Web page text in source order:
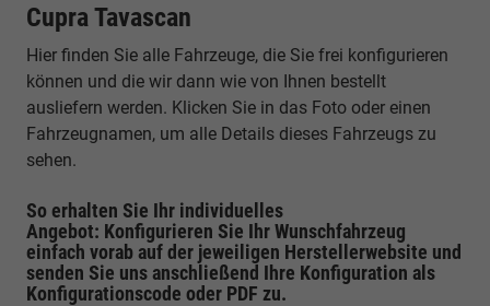
Cupra Tavascan
Hier finden Sie alle Fahrzeuge, die Sie frei konfigurieren
können und die wir dann wie von Ihnen bestellt
ausliefern werden. Klicken Sie in das Foto oder einen
Fahrzeugnamen, um alle Details dieses Fahrzeugs zu
sehen.
So erhalten Sie Ihr individuelles
Angebot: Konfigurieren Sie Ihr Wunschfahrzeug
einfach vorab auf der jeweiligen Herstellerwebsite und
senden Sie uns anschließend Ihre Konfiguration als
Konfigurationscode oder PDF zu.